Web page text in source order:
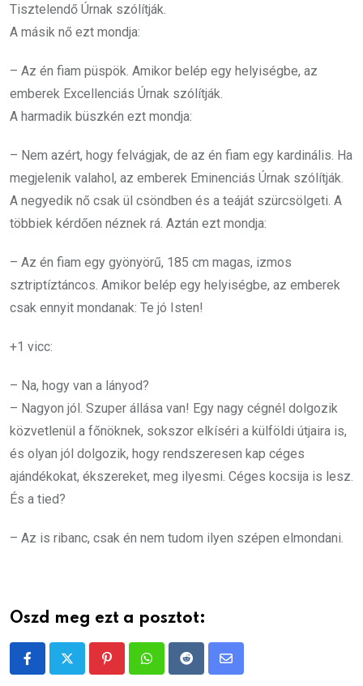
Tisztelendő Úrnak szólítják.
A másik nő ezt mondja:
– Az én fiam püspök. Amikor belép egy helyiségbe, az
emberek Excellenciás Úrnak szólítják.
A harmadik büszkén ezt mondja:
– Nem azért, hogy felvágjak, de az én fiam egy kardinális. Ha
megjelenik valahol, az emberek Eminenciás Úrnak szólítják.
A negyedik nő csak ül csöndben és a teáját szürcsölgeti. A
többiek kérdően néznek rá. Aztán ezt mondja:
– Az én fiam egy gyönyörű, 185 cm magas, izmos
sztriptíztáncos. Amikor belép egy helyiségbe, az emberek
csak ennyit mondanak: Te jó Isten!
+1 vicc:
– Na, hogy van a lányod?
– Nagyon jól. Szuper állása van! Egy nagy cégnél dolgozik
közvetlenül a főnöknek, sokszor elkíséri a külföldi útjaira is,
és olyan jól dolgozik, hogy rendszeresen kap céges
ajándékokat, ékszereket, meg ilyesmi. Céges kocsija is lesz.
És a tied?
– Az is ribanc, csak én nem tudom ilyen szépen elmondani.
Oszd meg ezt a posztot:
PinterestWhatsappRedditShare